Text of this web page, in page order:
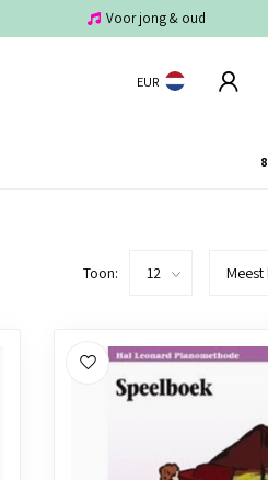
Voor jong & oud
EUR
8
Toon: